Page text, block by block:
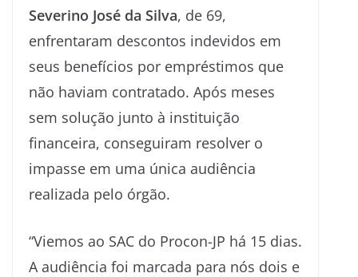
Severino José da Silva, de 69,
enfrentaram descontos indevidos em
seus benefícios por empréstimos que
não haviam contratado. Após meses
sem solução junto à instituição
financeira, conseguiram resolver o
impasse em uma única audiência
realizada pelo órgão.
“Viemos ao SAC do Procon-JP há 15 dias.
A audiência foi marcada para nós dois e